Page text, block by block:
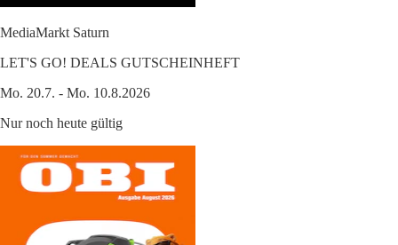
MediaMarkt Saturn
LET'S GO! DEALS GUTSCHEINHEFT
Mo. 20.7. - Mo. 10.8.2026
Nur noch heute gültig